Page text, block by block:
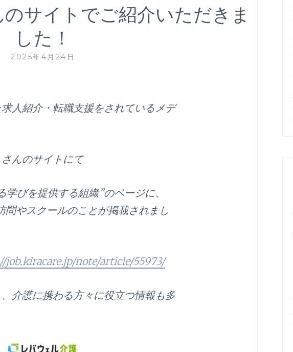
サイトでご紹介いただきま
した！
2025年4月24日
人紹介・転職支援をされているメデ
さんのサイトにて
学びを提供する組織”のページに、
問やスクールのことが掲載されまし
job.kiracare.jp/note/article/55973/
介護に携わる方々に役立つ情報も多